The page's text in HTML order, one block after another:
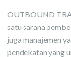
OUTBOUND
satu sarana
juga manajemen
pendekatan yang